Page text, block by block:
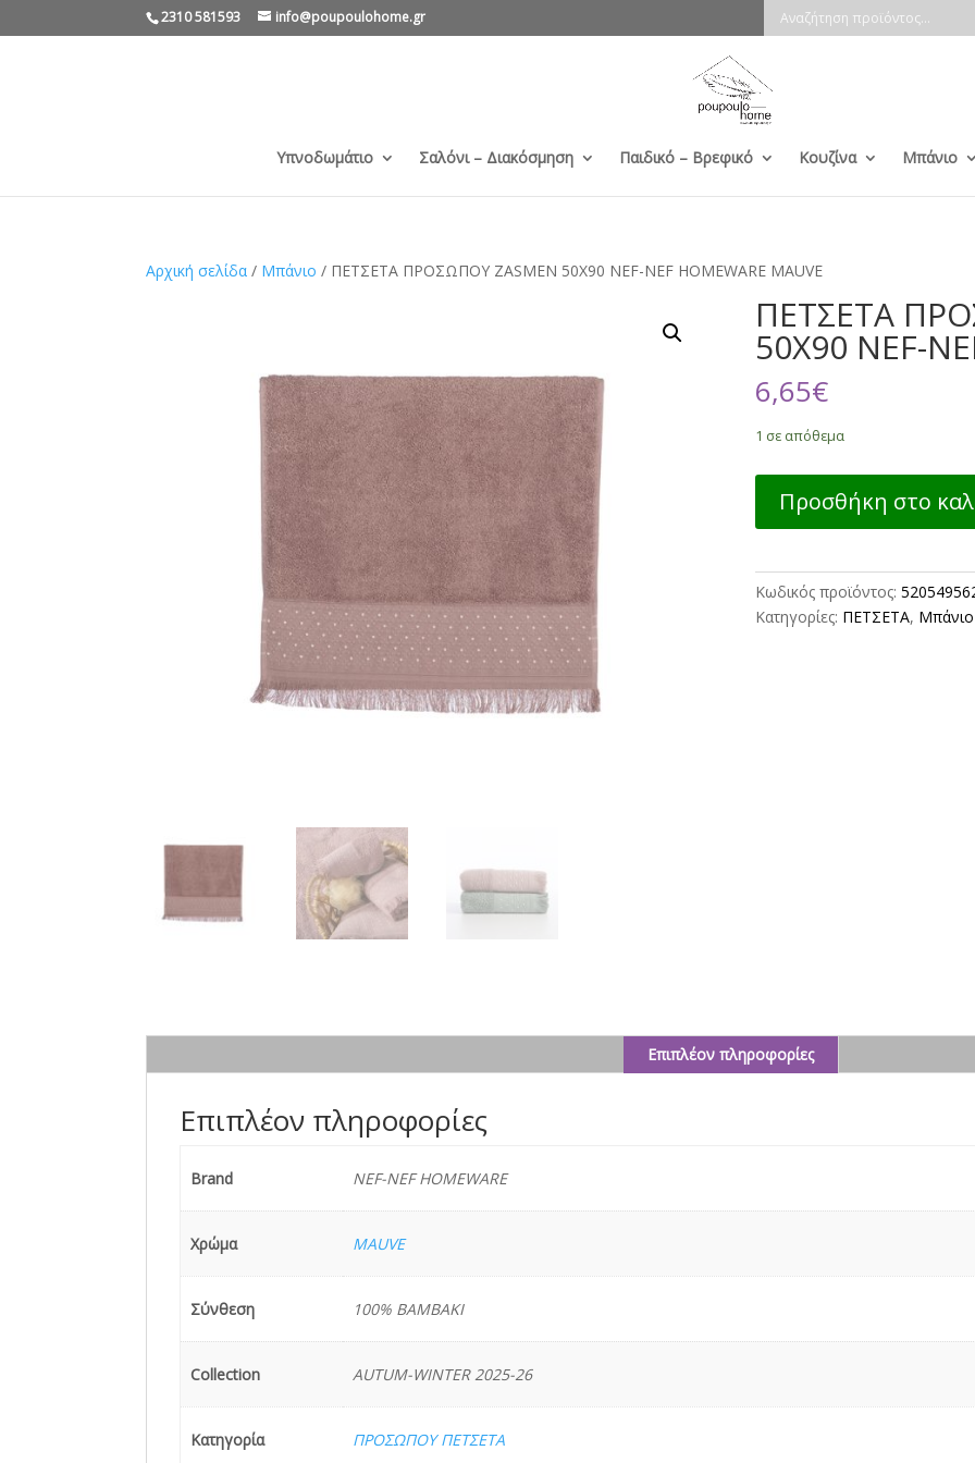
2310 581593 info@poupoulohome.gr
Υπνοδωμάτιο Σαλόνι – Διακόσμηση Παιδικό – Βρεφικό Κουζίνα Μπάνιο
Αρχική σελίδα / Μπάνιο / ΠΕΤΣΕΤΑ ΠΡΟΣΩΠΟΥ ZASMEN 50X90 NEF-NEF HOMEWARE MAUVE
ΠΕΤΣΕΤΑ
50X90 NEF-
6,65€
1 σε απόθεμα
ΠΡΟΣΩΠΟΥ
ZASMEN
NEF-
NEF
Προσθήκη στο
Κωδικός προϊόντος:
Κατηγορίες: ΠΕΤΣΕΤΑ, Μπάνιο
Επιπλέον πληροφορίες
Επιπλέον πληροφορίες
Brand NEF-NEF HOMEWARE
Χρώμα MAUVE
Σύνθεση 100% ΒΑΜΒΑΚΙ
Collection AUTUM-WINTER 2025-26
Κατηγορία ΠΡΟΣΩΠΟΥ ΠΕΤΣΕΤΑ